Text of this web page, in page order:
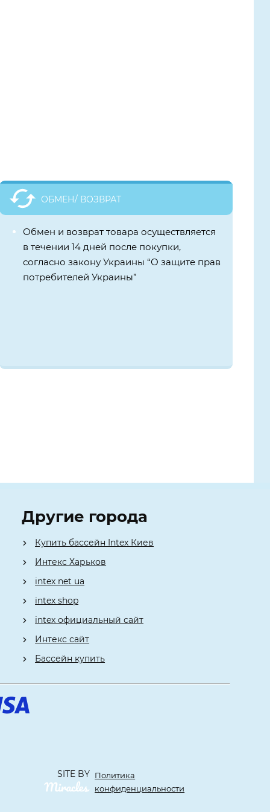
ОБМЕН/ ВОЗВРАТ
Обмен и возврат товара осуществляется
в течении 14 дней после покупки,
согласно закону Украины “О защите прав
потребителей Украины”
Другие города
Купить бассейн Intex Киев
Интекс Харьков
intex net ua
intex shop
intex официальный сайт
Интекс сайт
Бассейн купить
SITE BY Политика
конфиденциальности